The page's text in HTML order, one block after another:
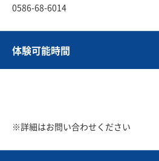
0586-68-6014
体験可能時間
※詳細はお問い合わせください